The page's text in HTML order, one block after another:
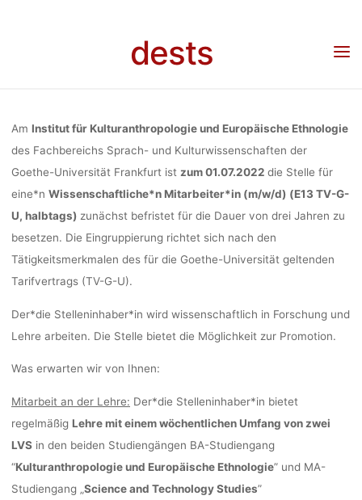
destsIM
UND/
LEHRE, KAEE
Stellenangebot: Wissenschaftliche*r Mitarbeiter*in (m/w/d)
(50%) ethnographisches Forschungsvorhaben im Bereich ethnologischer
Stadtforschung und/oder Ökologischer Anthropologie und Mitarbeit an der Lehre,
Am Institut für Kulturanthropologie und Europäische Ethnologie
des Fachbereichs Sprach- und Kulturwissenschaften der
Goethe-Universität Frankfurt ist zum 01.07.2022 die Stelle für
eine*n Wissenschaftliche*n Mitarbeiter*in (m/w/d) (E13 TV-G-
U, halbtags) zunächst befristet für die Dauer von drei Jahren zu
besetzen. Die Eingruppierung richtet sich nach den
Tätigkeitsmerkmalen des für die Goethe-Universität geltenden
Tarifvertrags (TV-G-U).
Der*die Stelleninhaber*in wird wissenschaftlich in Forschung und
Lehre arbeiten. Die Stelle bietet die Möglichkeit zur Promotion.
Was erwarten wir von Ihnen:
Mitarbeit an der Lehre: Der*die Stelleninhaber*in bietet
regelmäßig Lehre mit einem wöchentlichen Umfang von zwei
LVSin den beiden Studiengängen BA-Studiengang
“Kulturanthropologie und Europäische Ethnologie” und MA-
Studiengang „Science and Technology Studies”